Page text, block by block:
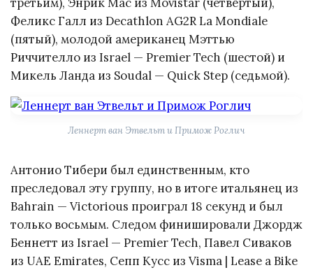
Феликс Галл из Decathlon AG2R La Mondiale
(пятый), молодой американец Мэттью
Риччителло из Israel — Premier Tech (шестой) и
Микель Ланда из Soudal — Quick Step (седьмой).
Леннерт ван Этвельт и Примож Роглич
Антонио Тибери был единственным, кто
преследовал эту группу, но в итоге итальянец из
Bahrain — Victorious проиграл 18 секунд и был
только восьмым. Следом финишировали Джордж
Беннетт из Israel — Premier Tech, Павел Сиваков
из UAE Emirates, Сепп Кусс из Visma | Lease a Bike